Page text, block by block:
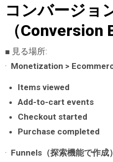
コンバージョ
（Conversion
■ 見る場所:
· Monetization >
Items viewed
Add-to-cart events
Checkout started
Purchase completed
· Funnels（探索機能で作成）